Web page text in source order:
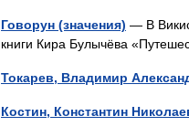
Говорун (значения) — В
книги Кира Булычёва
Токарев, Владимир
Костин, Константин